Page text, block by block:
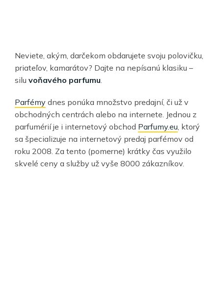
Neviete, akým, darčekom obdarujete svoju polovičku,
priateľov, kamarátov? Dajte na nepísanú klasiku –
silu voňavého parfumu.
Parfémy dnes ponúka množstvo predajní, či už v
obchodných centrách alebo na internete. Jednou z
parfumérií je i internetový obchod Parfumy.eu, ktorý
sa špecializuje na internetový predaj parfémov od
roku 2008. Za tento (pomerne) krátky čas využilo
skvelé ceny a služby už vyše 8000 zákazníkov.